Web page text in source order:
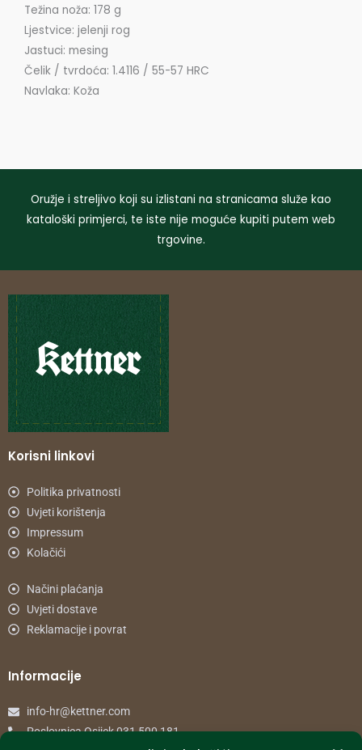
Težina noža: 178 g
Ljestvice: jelenji rog
Jastuci: mesing
Čelik / tvrdoća: 1.4116 / 55-57 HRC
Navlaka: Koža
Oružje i streljivo koji su izlistani na stranicama služe kao
kataloški primjerci, te iste nije moguće kupiti putem web
trgovine.
Korisni linkovi
Politika privatnosti
Uvjeti korištenja
Impressum
Kolačići
Načini plaćanja
Uvjeti dostave
Reklamacije i povrat
Informacije
info-hr@kettner.com
Poslovnica Osijek 031 500 181